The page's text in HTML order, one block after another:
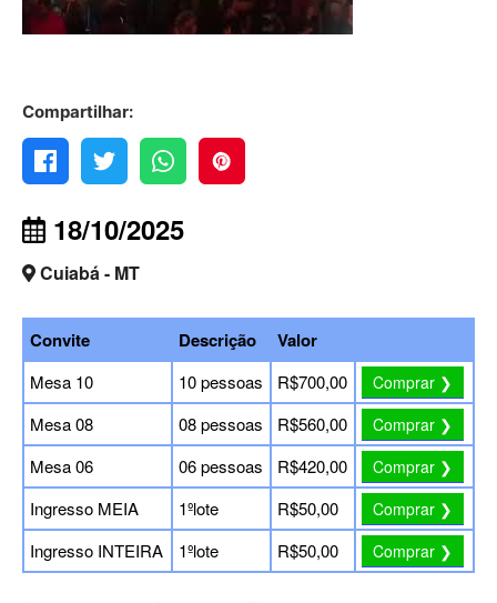
Compartilhar:
18/10/2025
Cuiabá - MT
Convite Descrição Valor
Mesa 10 10 pessoas R$700,00 Comprar ❯
Mesa 08 08 pessoas R$560,00 Comprar ❯
Mesa 06 06 pessoas R$420,00 Comprar ❯
Ingresso MEIA 1ºlote R$50,00 Comprar ❯
Ingresso INTEIRA 1ºlote R$50,00 Comprar ❯